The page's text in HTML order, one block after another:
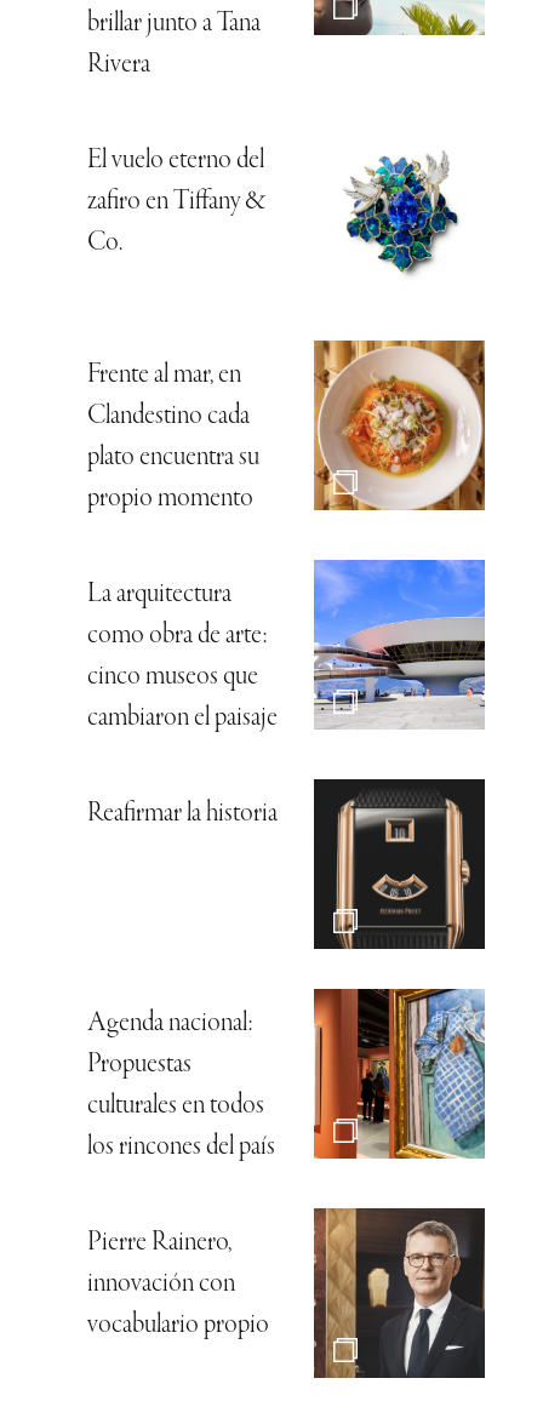
brillar junto a Tana
Rivera
El vuelo eterno del
zafiro en Tiffany &
Co.
Frente al mar, en
Clandestino cada
plato encuentra su
propio momento
La arquitectura
como obra de arte:
cinco museos que
cambiaron el paisaje
Reafirmar la historia
Agenda nacional:
Propuestas
culturales en todos
los rincones del país
Pierre Rainero,
innovación con
vocabulario propio